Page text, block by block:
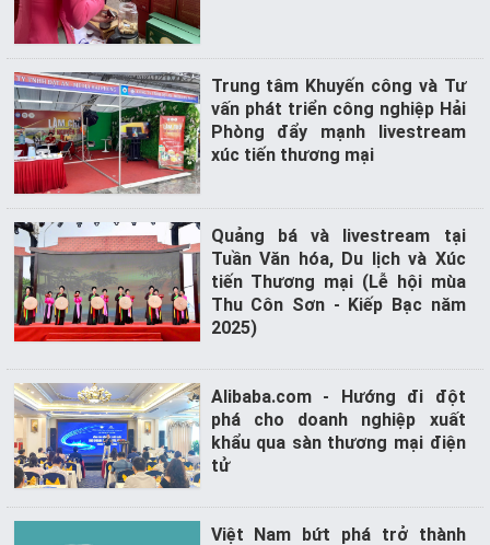
Trung tâm Khuyến công và Tư
vấn phát triển công nghiệp Hải
Phòng đẩy mạnh livestream
xúc tiến thương mại
Quảng bá và livestream tại
Tuần Văn hóa, Du lịch và Xúc
tiến Thương mại (Lễ hội mùa
Thu Côn Sơn - Kiếp Bạc năm
2025)
Alibaba.com - Hướng đi đột
phá cho doanh nghiệp xuất
khẩu qua sàn thương mại điện
tử
Việt Nam bứt phá trở thành